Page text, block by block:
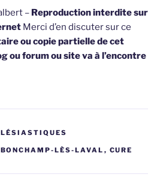
– Reproduction interdite sur
Merci d’en discuter sur ce
ou copie partielle de cet
ou forum ou site va à l’encontre
BONCHAMP-LÈS-LAVAL , CURE